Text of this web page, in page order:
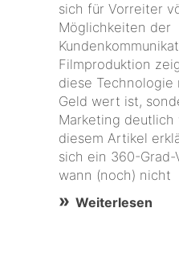
sich für Vorreiter
Möglichkeiten der
Filmproduktion
diese Technologie
Geld wert ist,
Marketing deutlich
diesem Artikel
sich ein 360-
wann (noch) nicht
Weiterlesen